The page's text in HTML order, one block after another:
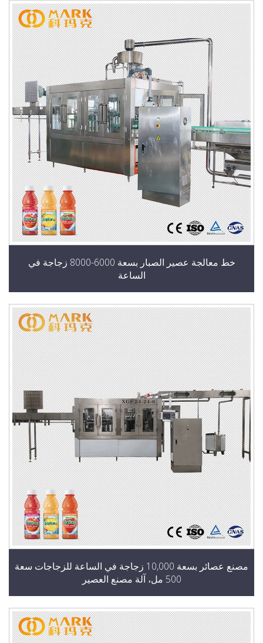
خط معالجة عصير الصبار بسعة 6000-8000 زجاجة في
الساعة
مصنع عصائر بسعة 10,000 زجاجة في الساعة للزجاجات سعة